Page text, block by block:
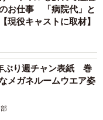
お仕事 「病院代」と
現役キャストに取材】
ぶり週チャン表紙 巻
メガネルームウエア姿